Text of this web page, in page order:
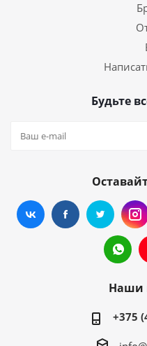
Будьте
Наши
+375